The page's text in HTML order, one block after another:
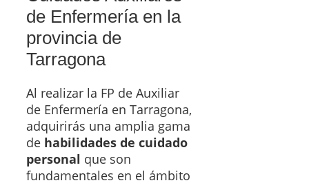
de Enfermería en la
provincia de
Tarragona
Al realizar la FP de Auxiliar
de Enfermería en Tarragona,
adquirirás una amplia gama
de habilidades de cuidado
personal que son
fundamentales en el ámbito